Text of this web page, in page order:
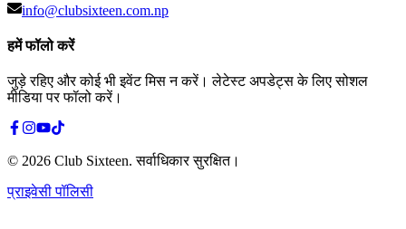
info@clubsixteen.com.np
हमें फॉलो करें
जुड़े रहिए और कोई भी इवेंट मिस न करें। लेटेस्ट अपडेट्स के लिए सोशल
मीडिया पर फॉलो करें।
© 2026 Club Sixteen.सर्वाधिकार सुरक्षित।
प्राइवेसी पॉलिसी